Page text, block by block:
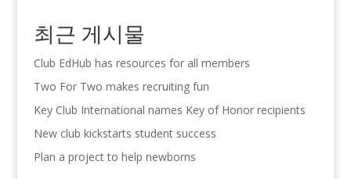
최근 게시물
Club EdHub has resources for all members
Two For Two makes recruiting fun
Key Club International names Key of Honor recipients
New club kickstarts student success
Plan a project to help newborns